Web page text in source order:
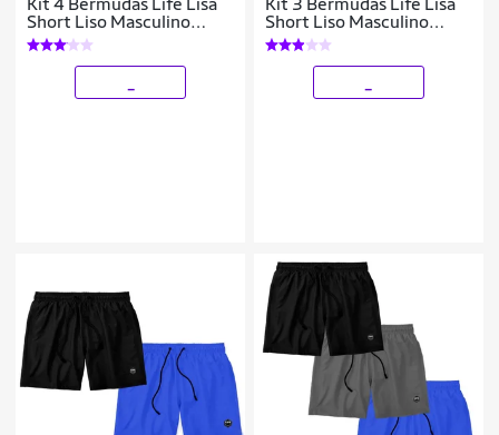
Short Liso Masculino
Básico Mauricinho Tactel
Short Liso Masculino
Básico Mauricinho Tactel